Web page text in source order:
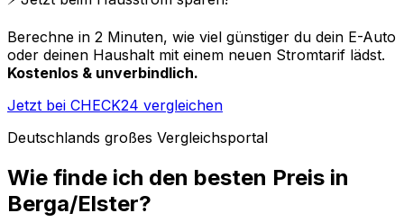
Berechne in 2 Minuten, wie viel günstiger du dein E-Auto
oder deinen Haushalt mit einem neuen Stromtarif lädst.
Kostenlos & unverbindlich.
Jetzt bei CHECK24 vergleichen
Deutschlands großes Vergleichsportal
Wie finde ich den besten Preis in
Berga/Elster?